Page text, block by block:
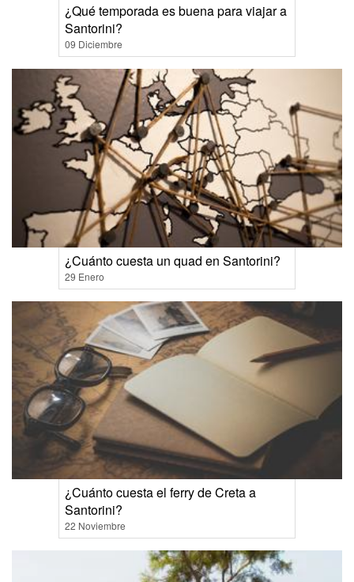
¿Qué temporada es buena para viajar a
Santorini?
09 Diciembre
¿Cuánto cuesta un quad en Santorini?
29 Enero
¿Cuánto cuesta el ferry de Creta a
Santorini?
22 Noviembre